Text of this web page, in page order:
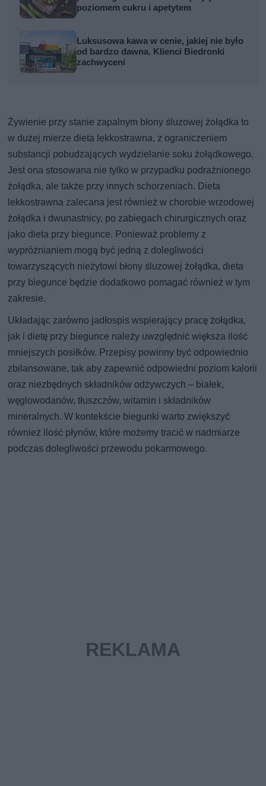
poziomem cukru i apetytem
Luksusowa kawa w cenie, jakiej nie było
od bardzo dawna. Klienci Biedronki
zachwyceni
Żywienie przy stanie zapalnym błony śluzowej żołądka to
w dużej mierze dieta lekkostrawna, z ograniczeniem
substancji pobudzających wydzielanie soku żołądkowego.
Jest ona stosowana nie tylko w przypadku podrażnionego
żołądka, ale także przy innych schorzeniach. Dieta
lekkostrawna zalecana jest również w chorobie wrzodowej
żołądka i dwunastnicy, po zabiegach chirurgicznych oraz
jako dieta przy biegunce. Ponieważ problemy z
wypróżnianiem mogą być jedną z dolegliwości
towarzyszących nieżytowi błony śluzowej żołądka, dieta
przy biegunce będzie dodatkowo pomagać również w tym
zakresie.
Układając zarówno jadłospis wspierający pracę żołądka,
jak i dietę przy biegunce należy uwzględnić większa ilość
mniejszych posiłków. Przepisy powinny być odpowiednio
zbilansowane, tak aby zapewnić odpowiedni poziom kalorii
oraz niezbędnych składników odżywczych – białek,
węglowodanów, tłuszczów, witamin i składników
mineralnych. W kontekście biegunki warto zwiększyć
również ilość płynów, które możemy tracić w nadmiarze
podczas dolegliwości przewodu pokarmowego.